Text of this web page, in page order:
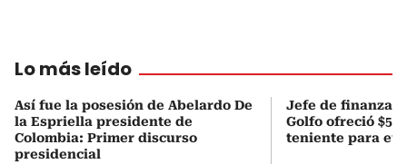
Lo más leído
Así fue la posesión de Abelardo De
la Espriella presidente de
Colombia: Primer discurso
presidencial
Jefe de finanzas
Golfo ofreció
teniente para